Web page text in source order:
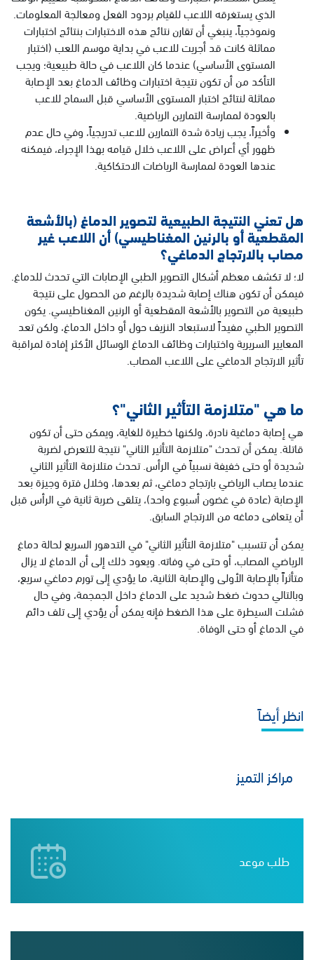
الذي يستغرقه اللاعب للقيام بردود الفعل ومعالجة المعلومات.
ونموذجياً، ينبغي أن تقارن نتائج هذه الاختبارات بنتائج اختبارات
مماثلة كانت قد أجريت للاعب في بداية موسم اللعب (اختبار
المستوى الأساسي) عندما كان اللاعب في حالة طبيعية؛ ويجب
التأكد من أن تكون نتيجة اختبارات وظائف الدماغ بعد الإصابة
مماثلة لنتائج اختبار المستوى الأساسي قبل السماح للاعب
بالعودة لممارسة التمارين الرياضية.
وأخيراً، يجب زيادة شدة التمارين للاعب تدريجياً، وفي حال عدم
ظهور أي أعراض على اللاعب خلال قيامه بهذا الإجراء، فيمكنه
عندها العودة لممارسة الرياضات الاحتكاكية.
هل تعني النتيجة الطبيعية لتصوير الدماغ (بالأشعة
المقطعية أو بالرنين المغناطيسي) أن اللاعب غير
مصاب بالارتجاج الدماغي؟
لا؛ لا تكشف معظم أشكال التصوير الطبي الإصابات التي تحدث للدماغ.
فيمكن أن تكون هناك إصابة شديدة بالرغم من الحصول على نتيجة
طبيعية من التصوير بالأشعة المقطعية أو الرنين المغناطيسي. يكون
التصوير الطبي مفيداً لاستبعاد النزيف حول أو داخل الدماغ، ولكن تعد
المعايير السريرية واختبارات وظائف الدماغ الوسائل الأكثر إفادة لمراقبة
تأثير الارتجاج الدماغي على اللاعب المصاب.
ما هي "متلازمة التأثير الثاني"؟
هي إصابة دماغية نادرة، ولكنها خطيرة للغاية، ويمكن حتى أن تكون
قاتلة. يمكن أن تحدث "متلازمة التأثير الثاني" نتيجة للتعرض لضربة
شديدة أو حتى خفيفة نسبياً في الرأس. تحدث متلازمة التأثير الثاني
عندما يصاب الرياضي بارتجاج دماغي، ثم بعدها، وخلال فترة وجيزة بعد
الإصابة (عادة في غضون أسبوع واحد)، يتلقى ضربة ثانية في الرأس قبل
أن يتعافى دماغه من الارتجاج السابق.
يمكن أن تتسبب "متلازمة التأثير الثاني" في التدهور السريع لحالة دماغ
الرياضي المصاب، أو حتى في وفاته. ويعود ذلك إلى أن الدماغ لا يزال
متأثراً بالإصابة الأولى والإصابة الثانية، ما يؤدي إلى تورم دماغي سريع،
وبالتالي حدوث ضغط شديد على الدماغ داخل الجمجمة، وفي حال
فشلت السيطرة على هذا الضغط فإنه يمكن أن يؤدي إلى تلف دائم
في الدماغ أو حتى الوفاة.
انظر أيضاً
مراكز التميز
طلب موعد